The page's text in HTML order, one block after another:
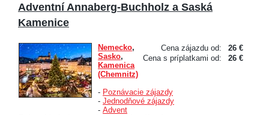
Adventní Annaberg-Buchholz a Saská
Kamenice
Cena zájazdu od:
26 €
Cena s príplatkami od:
26 €
Nemecko,
Sasko,
Kamenica
(Chemnitz)
- Poznávacie zájazdy
- Jednodňové zájazdy
- Advent